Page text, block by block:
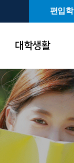
편입학
대학생활